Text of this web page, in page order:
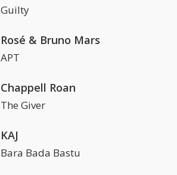
Guilty
Rosé & Bruno Mars
APT
Chappell Roan
The Giver
KAJ
Bara Bada Bastu